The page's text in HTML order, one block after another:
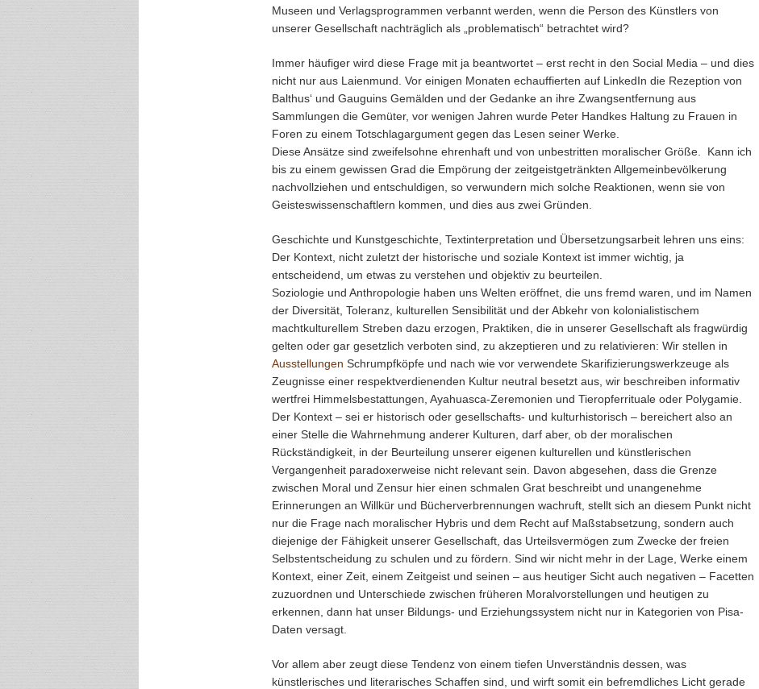
Museen und Verlagsprogrammen verbannt werden, wenn die Person des Künstlers von
unserer Gesellschaft nachträglich als „problematisch“ betrachtet wird?
Immer häufiger wird diese Frage mit ja beantwortet – erst recht in den Social Media – und dies
nicht nur aus Laienmund. Vor einigen Monaten echauffierten auf LinkedIn die Rezeption von
Balthus‘ und Gauguins Gemälden und der Gedanke an ihre Zwangsentfernung aus
Sammlungen die Gemüter, vor wenigen Jahren wurde Peter Handkes Haltung zu Frauen in
Foren zu einem Totschlagargument gegen das Lesen seiner Werke.
Diese Ansätze sind zweifelsohne ehrenhaft und von unbestritten moralischer Größe. Kann ich
bis zu einem gewissen Grad die Empörung der zeitgeistgetränkten Allgemeinbevölkerung
nachvollziehen und entschuldigen, so verwundern mich solche Reaktionen, wenn sie von
Geisteswissenschaftlern kommen, und dies aus zwei Gründen.
Geschichte und Kunstgeschichte, Textinterpretation und Übersetzungsarbeit lehren uns eins:
Der Kontext, nicht zuletzt der historische und soziale Kontext ist immer wichtig, ja
entscheidend, um etwas zu verstehen und objektiv zu beurteilen.
Soziologie und Anthropologie haben uns Welten eröffnet, die uns fremd waren, und im Namen
der Diversität, Toleranz, kulturellen Sensibilität und der Abkehr von kolonialistischem
machtkulturellem Streben dazu erzogen, Praktiken, die in unserer Gesellschaft als fragwürdig
gelten oder gar gesetzlich verboten sind, zu akzeptieren und zu relativieren: Wir stellen in
Ausstellungen Schrumpfköpfe und nach wie vor verwendete Skarifizierungswerkzeuge als
Zeugnisse einer respektverdienenden Kultur neutral besetzt aus, wir beschreiben informativ
wertfrei Himmelsbestattungen, Ayahuasca-Zeremonien und Tieropferrituale oder Polygamie.
Der Kontext – sei er historisch oder gesellschafts- und kulturhistorisch – bereichert also an
einer Stelle die Wahrnehmung anderer Kulturen, darf aber, ob der moralischen
Rückständigkeit, in der Beurteilung unserer eigenen kulturellen und künstlerischen
Vergangenheit paradoxerweise nicht relevant sein. Davon abgesehen, dass die Grenze
zwischen Moral und Zensur hier einen schmalen Grat beschreibt und unangenehme
Erinnerungen an Willkür und Bücherverbrennungen wachruft, stellt sich an diesem Punkt nicht
nur die Frage nach moralischer Hybris und dem Recht auf Maßstabsetzung, sondern auch
diejenige der Fähigkeit unserer Gesellschaft, das Urteilsvermögen zum Zwecke der freien
Selbstentscheidung zu schulen und zu fördern. Sind wir nicht mehr in der Lage, Werke einem
Kontext, einer Zeit, einem Zeitgeist und seinen – aus heutiger Sicht auch negativen – Facetten
zuzuordnen und Unterschiede zwischen früheren Moralvorstellungen und heutigen zu
erkennen, dann hat unser Bildungs- und Erziehungssystem nicht nur in Kategorien von Pisa-
Daten versagt.
Vor allem aber zeugt diese Tendenz von einem tiefen Unverständnis dessen, was
künstlerisches und literarisches Schaffen sind, und wirft somit ein befremdliches Licht gerade